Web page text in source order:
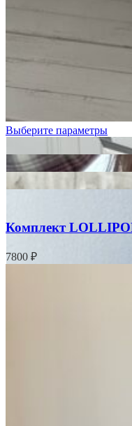
Выберите параметры
Комплект
7800 ₽